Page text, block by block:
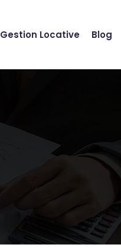
Gestion Locative Blog